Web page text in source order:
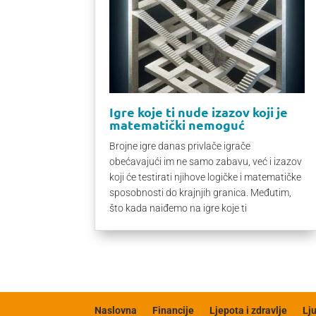
Igre koje ti nude izazov koji je
matematički nemoguć
Brojne igre danas privlače igrače
obećavajući im ne samo zabavu, već i izazov
koji će testirati njihove logičke i matematičke
sposobnosti do krajnjih granica. Međutim,
što kada naiđemo na igre koje ti
Naslovna Financije Ljepota i zdravlje